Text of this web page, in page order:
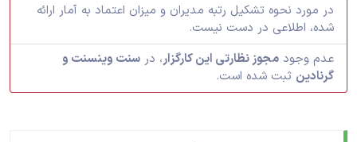
در مورد نحوه تشکیل رتبه مدیران و میزان اعتماد به آمار ارائه
شده، اطلاعی در دست نیست.
عدم وجود مجوز نظارتی این کارگزار، در سنت وینسنت و
گرنادین ثبت شده است.